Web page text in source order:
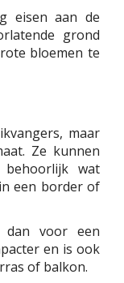
eisen aan de
grond
bloemen te
maar
Ze kunnen
behoorlijk wat
een border of
dan voor een
en is ook
of balkon.